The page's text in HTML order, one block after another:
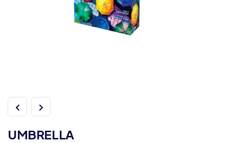
UMBRELLA